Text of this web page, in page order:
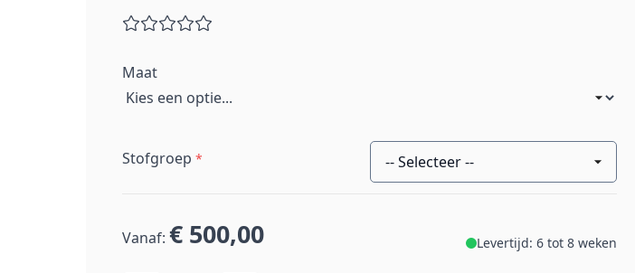
Maat
Stofgroep * -- Selecteer --
Vanaf:€ 500,00 Levertijd: 6 tot 8 weken